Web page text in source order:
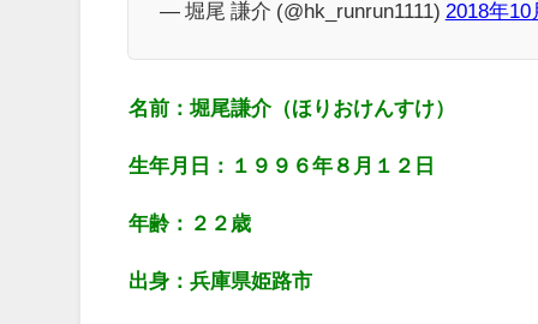
— 堀尾 謙介 (@hk_runrun1111) 2018年10
名前：堀尾謙介（ほりおけんすけ）
生年月日：１９９６年８月１２日
年齢：２２歳
出身：兵庫県姫路市